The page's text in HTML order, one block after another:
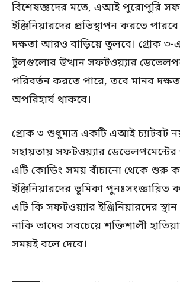
বিশেষজ্ঞদের মতে, এআই পুরোপুরি
ইঞ্জিনিয়ারদের প্রতিস্থাপন করতে
দক্ষতা আরও বাড়িয়ে তুলবে। গ্রোক
টুলগুলোর উত্থান সফটওয়্যার
পরিবর্তন করতে পারে, তবে মানব
অপরিহার্য থাকবে।
গ্রোক ৩ শুধুমাত্র একটি এআই
সহায়তায় সফটওয়্যার ডেভেলপমেন্টের
এটি কোডিং সময় বাঁচানো থেকে শুরু
ইঞ্জিনিয়ারদের ভূমিকা পুনঃসংজ্ঞায়িত
এটি কি সফটওয়্যার ইঞ্জিনিয়ারদের
নাকি তাদের সবচেয়ে শক্তিশালী
সময়ই বলে দেবে।